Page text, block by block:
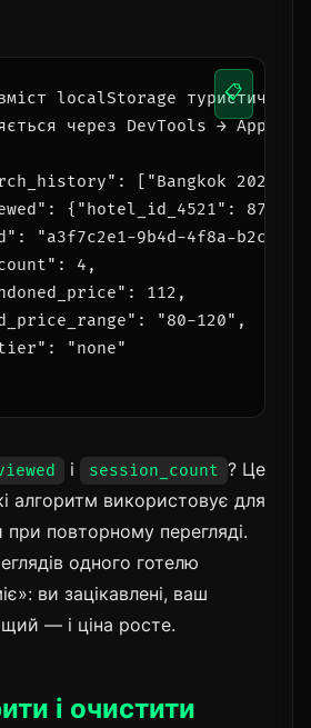
localStorage туристичної
через DevTools →
["Bangkok 2025-
{"hotel_id_4521": 87,
"a3f7c2e1-9b4d-4f8a-b2c3-
4,
112,
"80-120",
"none"
📋
і session_count ? Це
алгоритм використовує для
при повторному перегляді.
одного готелю
ви зацікавлені, ваш
— і ціна росте.
і очистити